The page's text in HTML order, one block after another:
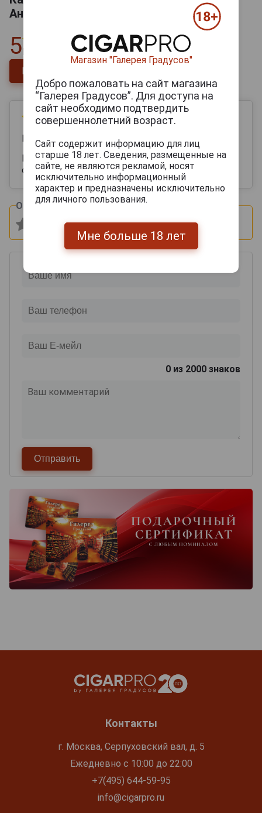
Аниверсари
5Всего
отзыв
Напишите отзыв
09 августа 2025
Мария
Приятный шлейфовый вкус , хорошо
сбалансирован
Оцените и напишите отзыв:
0 из 2000 знаков
Контакты
г. Москва, Серпуховский вал, д. 5
Ежедневно с 10:00 до 22:00
+7(495) 644-59-95
info@cigarpro.ru
Магазин "Галерея Градусов"
Добро пожаловать на сайт магазина
“Галерея Градусов”. Для доступа на
сайт необходимо подтвердить
совершеннолетний возраст.
Сайт содержит информацию для лиц
старше 18 лет. Сведения, размещенные на
сайте, не являются рекламой, носят
исключительно информационный
характер и предназначены исключительно
для личного пользования.
Мне больше 18 лет